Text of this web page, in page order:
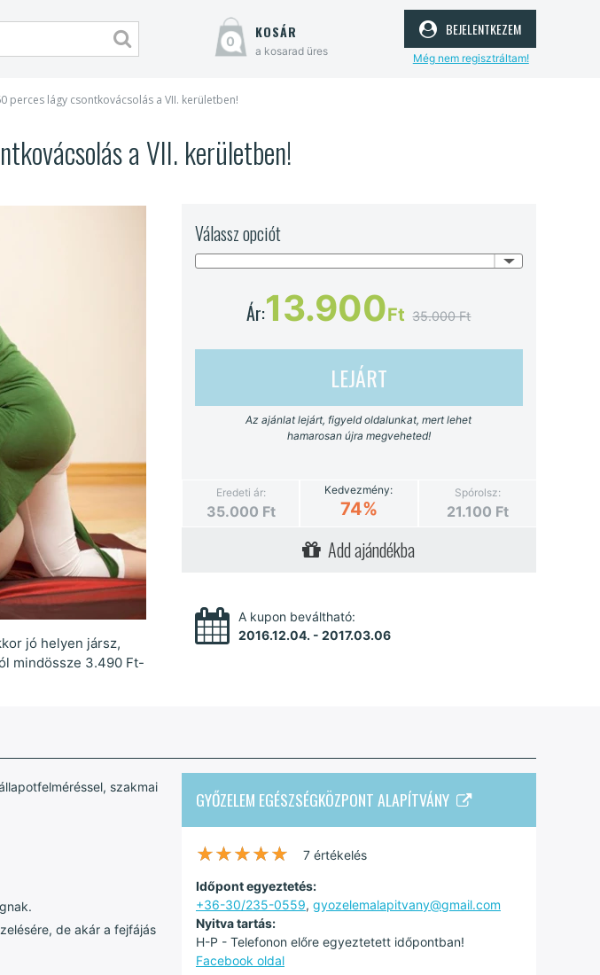
0 kosár
a kosarad üres
bejelentkezem
Még nem regisztráltam!
perces lágy csontkovácsolás a VII. kerületben!
a VII. kerületben!
jó helyen jársz,
mindössze 3.490 Ft-
Válassz opciót
Ár:13.900Ft 35.000 Ft
LEJÁRT
Az ajánlat lejárt, figyeld oldalunkat, mert lehet
hamarosan újra megveheted!
Eredeti ár:
35.000 Ft
Kedvezmény:
74%
Spórolsz:
21.100 Ft
Add ajándékba
A kupon beváltható:
2016.12.04. - 2017.03.06
szakmai
de akár a fejfájás
GYŐZELEM EGÉSZSÉGKÖZPONT ALAPÍTVÁNY
★★★★★
★★★★★ 7 értékelés
Időpont egyeztetés:
+36-30/235-0559, gyozelemalapitvany@gmail.com
Nyitva tartás:
H-P - Telefonon előre egyeztetett időpontban!
Facebook oldal